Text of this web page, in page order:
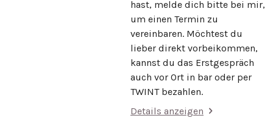
hast, melde dich bitte bei mir,
um einen Termin zu
vereinbaren. Möchtest du
lieber direkt vorbeikommen,
kannst du das Erstgespräch
auch vor Ort in bar oder per
TWINT bezahlen.
Details anzeigen